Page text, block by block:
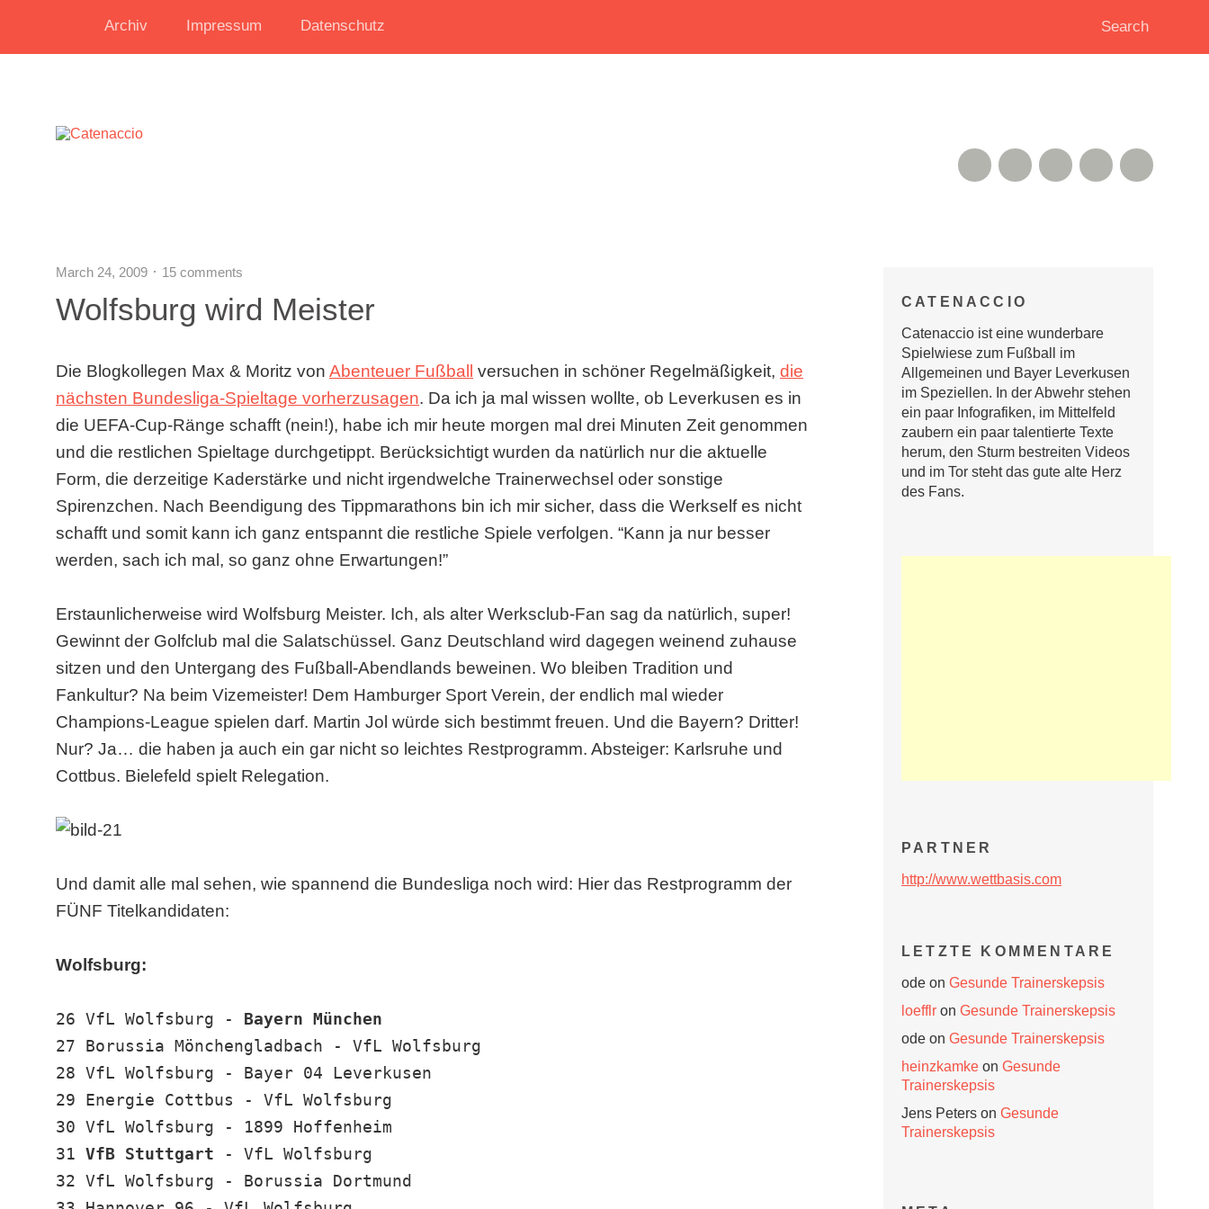
Archiv Impressum Datenschutz
Google+
Instagram
Xing
RSS Feed
March 24, 2009 15 comments
Wolfsburg wird Meister
Die Blogkollegen Max & Moritz von Abenteuer Fußball versuchen in schöner Regelmäßigkeit, die
nächsten Bundesliga-Spieltage vorherzusagen. Da ich ja mal wissen wollte, ob Leverkusen es in
die UEFA-Cup-Ränge schafft (nein!), habe ich mir heute morgen mal drei Minuten Zeit genommen
und die restlichen Spieltage durchgetippt. Berücksichtigt wurden da natürlich nur die aktuelle
Form, die derzeitige Kaderstärke und nicht irgendwelche Trainerwechsel oder sonstige
Spirenzchen. Nach Beendigung des Tippmarathons bin ich mir sicher, dass die Werkself es nicht
schafft und somit kann ich ganz entspannt die restliche Spiele verfolgen. “Kann ja nur besser
werden, sach ich mal, so ganz ohne Erwartungen!”
Erstaunlicherweise wird Wolfsburg Meister. Ich, als alter Werksclub-Fan sag da natürlich, super!
Gewinnt der Golfclub mal die Salatschüssel. Ganz Deutschland wird dagegen weinend zuhause
sitzen und den Untergang des Fußball-Abendlands beweinen. Wo bleiben Tradition und
Fankultur? Na beim Vizemeister! Dem Hamburger Sport Verein, der endlich mal wieder
Champions-League spielen darf. Martin Jol würde sich bestimmt freuen. Und die Bayern? Dritter!
Nur? Ja… die haben ja auch ein gar nicht so leichtes Restprogramm. Absteiger: Karlsruhe und
Cottbus. Bielefeld spielt Relegation.
Und damit alle mal sehen, wie spannend die Bundesliga noch wird: Hier das Restprogramm der
FÜNF Titelkandidaten:
Wolfsburg:
26 VfL Wolfsburg - Bayern München
27 Borussia Mönchengladbach - VfL Wolfsburg
28 VfL Wolfsburg - Bayer 04 Leverkusen
29 Energie Cottbus - VfL Wolfsburg
30 VfL Wolfsburg - 1899 Hoffenheim
31 VfB Stuttgart - VfL Wolfsburg
32 VfL Wolfsburg - Borussia Dortmund
CATENACCIO
Catenaccio ist eine wunderbare
Spielwiese zum Fußball im
Allgemeinen und Bayer Leverkusen
im Speziellen. In der Abwehr stehen
ein paar Infografiken, im Mittelfeld
zaubern ein paar talentierte Texte
herum, den Sturm bestreiten Videos
und im Tor steht das gute alte Herz
des Fans.
PARTNER
http://www.wettbasis.com
LETZTE KOMMENTARE
ode on Gesunde Trainerskepsis
loefflr on Gesunde Trainerskepsis
ode on Gesunde Trainerskepsis
heinzkamke on Gesunde
Trainerskepsis
Jens Peters on Gesunde
Trainerskepsis